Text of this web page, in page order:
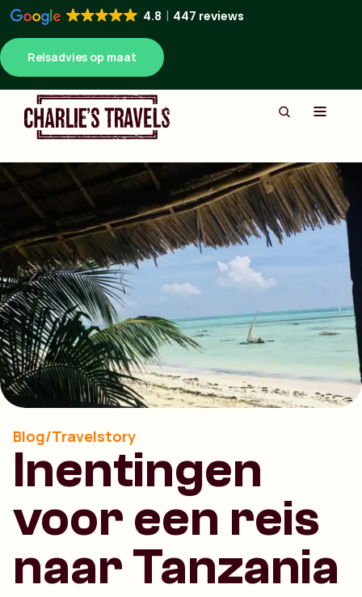
4.8 447 reviews
Reisadvies op maat
Blog/Travelstory
Inentingen
voor een reis
naar Tanzania